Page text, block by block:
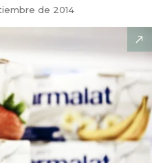
de 2014